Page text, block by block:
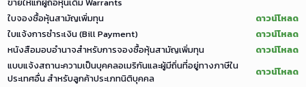
ใบจองซื้อหุ้นสามัญเพิ่มทุน
ดาวน์โหลด
ใบแจ้งการชำระเงิน (Bill Payment)
ดาวน์โหลด
หนังสือมอบอำนาจสำหรับการจองซื้อหุ้นสามัญเพิ่มทุน
ดาวน์โหลด
แบบแจ้งสถานะความเป็นบุคคลอเมริกันและผู้มีถิ่นที่อยู่ทางภาษีใน
ประเทศอื่น สำหรับลูกค้าประเภทนิติบุคคล
ดาวน์โหลด